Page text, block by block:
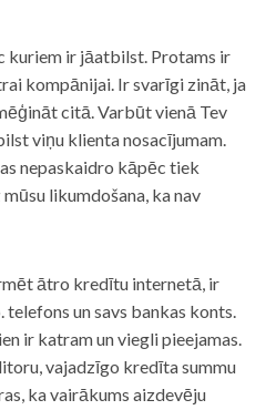
ir jāatbilst. Protams ir
kompānijai. Ir svarīgi zināt, ja
citā. Varbūt vienā Tev
viņu klienta nosacījumam.
nepaskaidro kāpēc tiek
likumdošana, ka nav
ātro kredītu internetā, ir
un savs bankas konts.
ir katram un viegli pieejamas.
vajadzīgo kredīta summu
ka vairākums aizdevēju